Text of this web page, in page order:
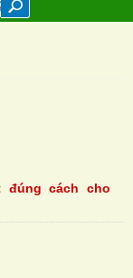
đúng cách cho